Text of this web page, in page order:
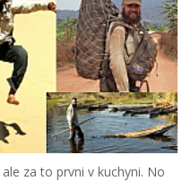
za to prvni v kuchyni. No